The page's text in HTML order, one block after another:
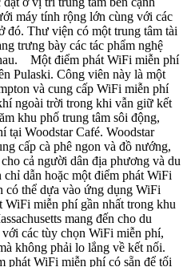
máy tính rộng lớn cùng với các
đó. Thư viện có một trung tâm tài
trưng bày các tác phẩm nghệ
Một điểm phát WiFi miễn phí
Pulaski. Công viên này là một
và cung cấp WiFi miễn phí
ngoài trời trong khi vẫn giữ kết
khu phố trung tâm sôi động,
tại Woodstar Café. Woodstar
cấp cà phê ngon và đồ nướng,
cả người dân địa phương và du
dẫn hoặc một điểm phát WiFi
có thể dựa vào ứng dụng WiFi
WiFi miễn phí gần nhất trong khu
mang đến cho du
các tùy chọn WiFi miễn phí,
không phải lo lắng về kết nối.
phát WiFi miễn phí có sẵn để tối